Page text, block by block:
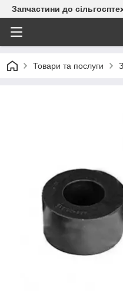
Запчастини до
Товари та послуги